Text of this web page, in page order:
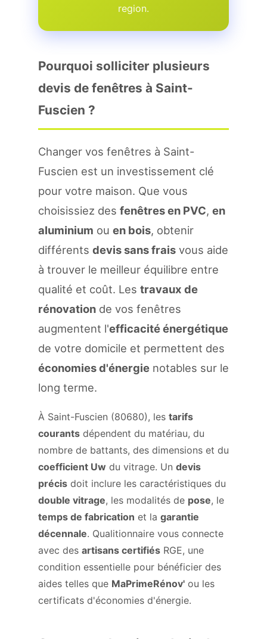
region.
Pourquoi solliciter plusieurs
devis de fenêtres à Saint-
Fuscien ?
Changer vos fenêtres à Saint-
Fuscien est un investissement clé
pour votre maison. Que vous
choisissiez des fenêtres en PVC, en
aluminium ou en bois, obtenir
différents devis sans frais vous aide
à trouver le meilleur équilibre entre
qualité et coût. Les travaux de
rénovation de vos fenêtres
augmentent l'efficacité énergétique
de votre domicile et permettent des
économies d'énergie notables sur le
long terme.
À Saint-Fuscien (80680), les tarifs
courants dépendent du matériau, du
nombre de battants, des dimensions et du
coefficient Uw du vitrage. Un devis
précis doit inclure les caractéristiques du
double vitrage, les modalités de pose, le
temps de fabrication et la garantie
décennale. Qualitionnaire vous connecte
avec des artisans certifiés RGE, une
condition essentielle pour bénéficier des
aides telles que MaPrimeRénov' ou les
certificats d'économies d'énergie.